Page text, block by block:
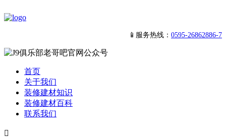
📱服务热线： 0595-26862886-7
首页
关于我们
装修建材知识
装修建材百科
联系我们
